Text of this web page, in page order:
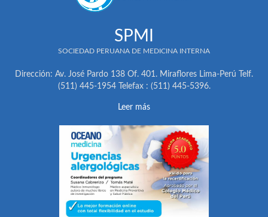
SPMI
SOCIEDAD PERUANA DE MEDICINA INTERNA
Dirección: Av. José Pardo 138 Of. 401. Miraflores Lima-Perú Telf.
(511) 445-1954 Telefax : (511) 445-5396.
Leer más